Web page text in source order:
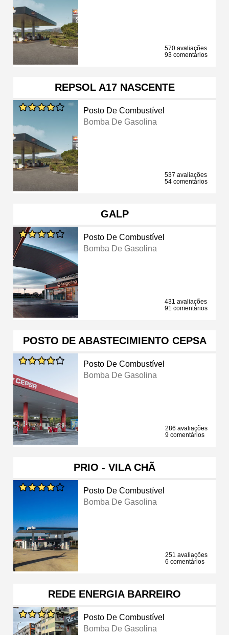
570 avaliações
93 comentários
REPSOL A17 NASCENTE
Posto De Combustível
Bomba De Gasolina
537 avaliações
54 comentários
GALP
Posto De Combustível
Bomba De Gasolina
431 avaliações
91 comentários
POSTO DE ABASTECIMIENTO CEPSA
Posto De Combustível
Bomba De Gasolina
286 avaliações
9 comentários
PRIO - VILA CHÃ
Posto De Combustível
Bomba De Gasolina
251 avaliações
6 comentários
REDE ENERGIA BARREIRO
Posto De Combustível
Bomba De Gasolina